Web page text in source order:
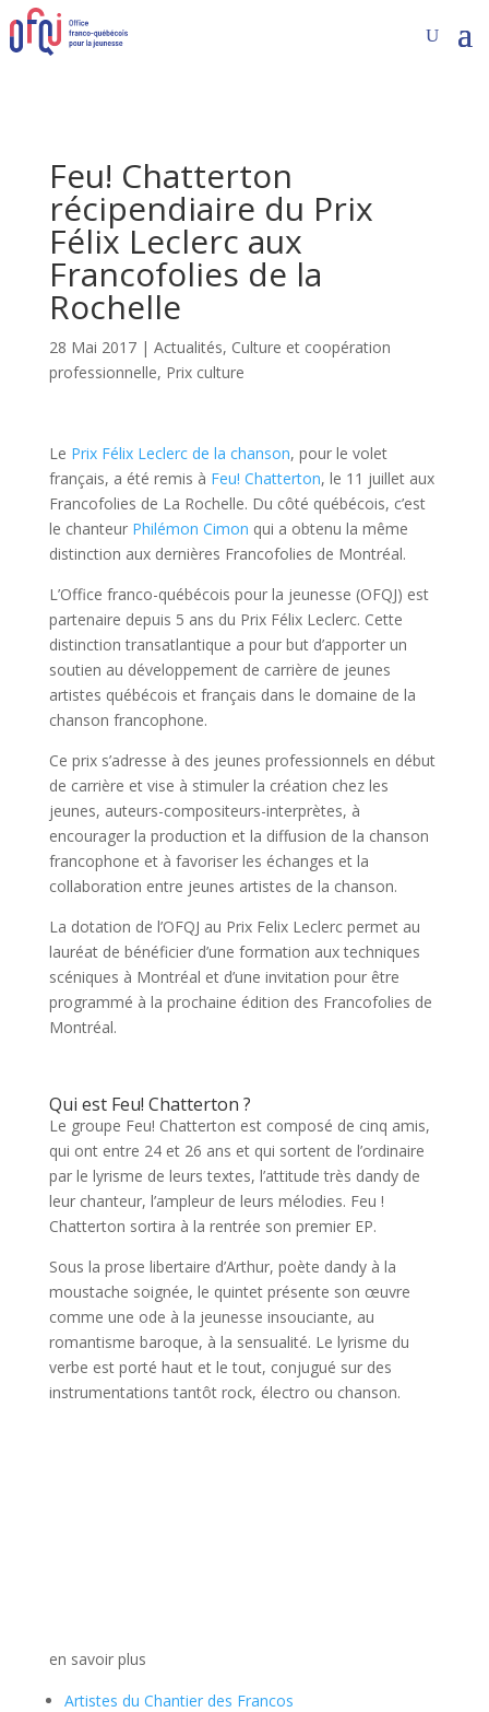
Feu! Chatterton
récipendiaire du Prix
Félix Leclerc aux
Francofolies de la
Rochelle
28 Mai 2017| Actualités, Culture et coopération
professionnelle, Prix culture
Le Prix Félix Leclerc de la chanson, pour le volet
français, a été remis à Feu! Chatterton, le 11 juillet aux
Francofolies de La Rochelle. Du côté québécois, c’est
le chanteur Philémon Cimon qui a obtenu la même
distinction aux dernières Francofolies de Montréal.
L’Office franco-québécois pour la jeunesse (OFQJ) est
partenaire depuis 5 ans du Prix Félix Leclerc. Cette
distinction transatlantique a pour but d’apporter un
soutien au développement de carrière de jeunes
artistes québécois et français dans le domaine de la
chanson francophone.
Ce prix s’adresse à des jeunes professionnels en début
de carrière et vise à stimuler la création chez les
jeunes, auteurs-compositeurs-interprètes, à
encourager la production et la diffusion de la chanson
francophone et à favoriser les échanges et la
collaboration entre jeunes artistes de la chanson.
La dotation de l’OFQJ au Prix Felix Leclerc permet au
lauréat de bénéficier d’une formation aux techniques
scéniques à Montréal et d’une invitation pour être
programmé à la prochaine édition des Francofolies de
Montréal.
Qui est Feu! Chatterton ?
Le groupe Feu! Chatterton est composé de cinq amis,
qui ont entre 24 et 26 ans et qui sortent de l’ordinaire
par le lyrisme de leurs textes, l’attitude très dandy de
leur chanteur, l’ampleur de leurs mélodies. Feu !
Chatterton sortira à la rentrée son premier EP.
Sous la prose libertaire d’Arthur, poète dandy à la
moustache soignée, le quintet présente son œuvre
comme une ode à la jeunesse insouciante, au
romantisme baroque, à la sensualité. Le lyrisme du
verbe est porté haut et le tout, conjugué sur des
instrumentations tantôt rock, électro ou chanson.
en savoir plus
Artistes du Chantier des Francos